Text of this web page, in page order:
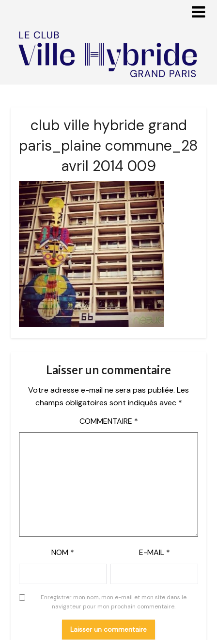
club ville hybride grand
paris_plaine commune_28
avril 2014 009
Laisser un commentaire
Votre adresse e-mail ne sera pas publiée. Les
champs obligatoires sont indiqués avec *
COMMENTAIRE *
NOM * E-MAIL *
Enregistrer mon nom, mon e-mail et mon site dans le
navigateur pour mon prochain commentaire.